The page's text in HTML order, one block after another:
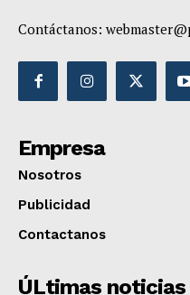
Contáctanos:
Empresa
Nosotros
Publicidad
Contactanos
ÚLtimas noticias